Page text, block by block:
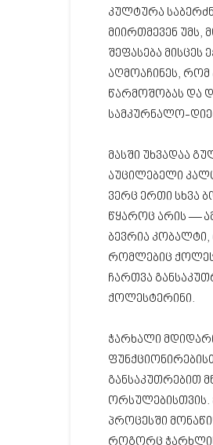
კულტურა
მიირთმევენ უმს,
შეფასება მისცეს
აღმოაჩინეს, რომ
წარმოშობას და
სამკურნალო-
მასში უხვადაა
აუცილებელი
ვერც ერთი სხვა
წყაროც არის —
ბევრია კობალტი,
რომლებიც
ჩართვა
ქოლესტერინი.
ჭარხალი
განსაკუთრებით
ორსულებისთვის.
პროცესში
როგორც ჭარხლის